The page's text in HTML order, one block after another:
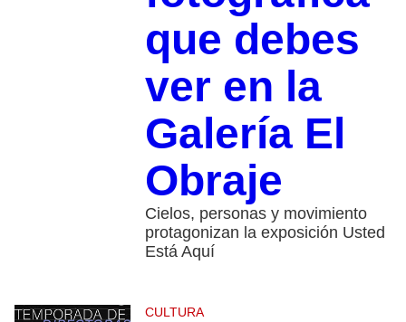
que debes
ver en la
Galería El
Obraje
Cielos, personas y movimiento
protagonizan la exposición Usted
Está Aquí
CULTURA